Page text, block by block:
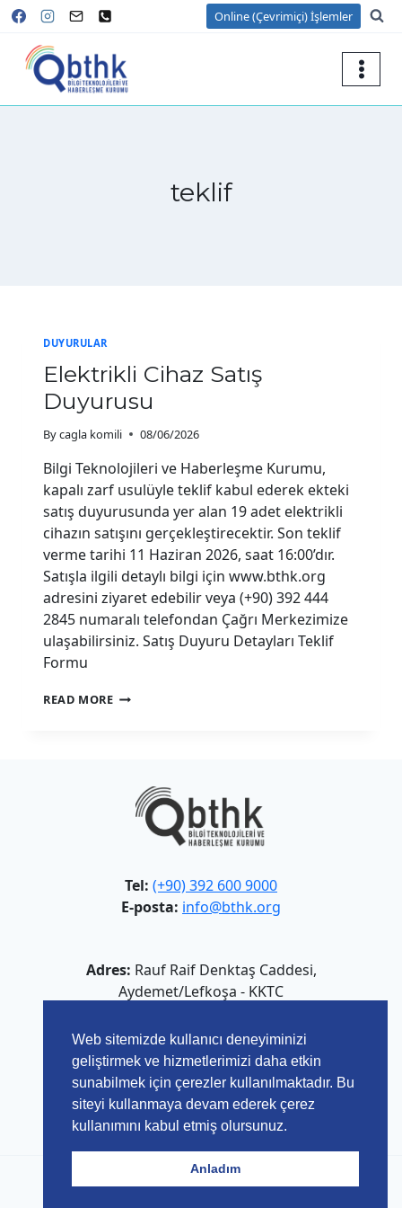
Skip
content
Online (Çevrimiçi) İşlemler
teklif
DUYURULAR
Elektrikli Cihaz Satış
Duyurusu
Bycagla komili 08/06/2026
Bilgi Teknolojileri ve Haberleşme Kurumu,
kapalı zarf usulüyle teklif kabul ederek ekteki
satış duyurusunda yer alan 19 adet elektrikli
cihazın satışını gerçekleştirecektir. Son teklif
verme tarihi 11 Haziran 2026, saat 16:00’dır.
Satışla ilgili detaylı bilgi için www.bthk.org
adresini ziyaret edebilir veya (+90) 392 444
2845 numaralı telefondan Çağrı Merkezimize
ulaşabilirsiniz. Satış Duyuru Detayları Teklif
Formu
READ MOREELEKTRIKLI
Tel: (+90) 392 600 9000
E-posta: info@bthk.org
Adres: Rauf Raif Denktaş Caddesi,
Aydemet/Lefkoşa - KKTC
Web sitemizde kullanıcı deneyiminizi
geliştirmek ve hizmetlerimizi daha etkin
sunabilmek için çerezler kullanılmaktadır. Bu
siteyi kullanmaya devam ederek çerez
kullanımını kabul etmiş olursunuz.
Anladım